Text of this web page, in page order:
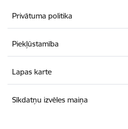
Privātuma politika
Piekļūstamība
Lapas karte
Sīkdatņu izvēles maiņa